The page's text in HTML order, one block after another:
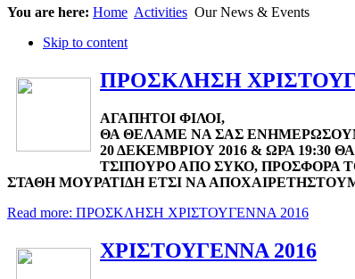
You are here: Home Activities Our News & Events
Skip to content
ΠΡΟΣΚΛΗΣΗ
ΑΓΑΠΗΤΟΙ ΦΙΛΟΙ,
ΘΑ ΘΕΛΑΜΕ ΝΑ ΣΑΣ
20 ΔΕΚΕΜΒΡΙΟΥ 2016 & ΩΡΑ 19:30
ΤΣΙΠΟΥΡΟ ΑΠΟ ΣΥΚΟ, ΠΡΟΣΦΟΡΑ
ΣΤΑΘΗ ΜΟΥΡΑΤΙΔΗ ΕΤΣΙ ΝΑ
Read more: ΠΡΟΣΚΛΗΣΗ ΧΡΙΣΤΟΥΓΕΝΝΑ 2016
ΧΡΙΣΤΟΥΓΕΝΝΑ 2016